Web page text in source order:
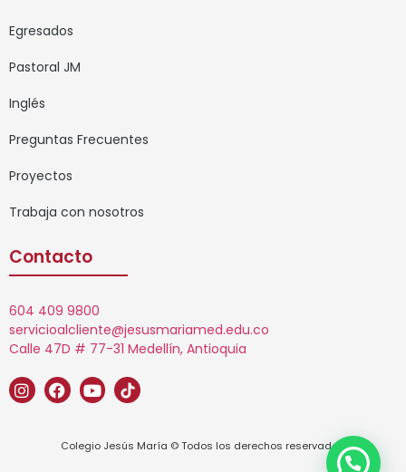
Egresados
Pastoral JM
Inglés
Preguntas Frecuentes
Proyectos
Trabaja con nosotros
Contacto
604 409 9800
servicioalcliente@jesusmariamed.edu.co
Calle 47D # 77-31 Medellín, Antioquia
Colegio Jesús María © Todos los derechos reservados.